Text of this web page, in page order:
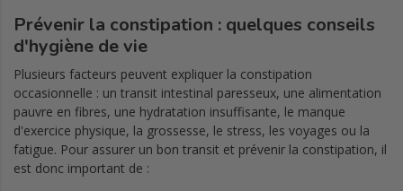
Prévenir la constipation : quelques conseils
d'hygiène de vie
Plusieurs facteurs peuvent expliquer la constipation
occasionnelle : un transit intestinal paresseux, une alimentation
pauvre en fibres, une hydratation insuffisante, le manque
d'exercice physique, la grossesse, le stress, les voyages ou la
fatigue. Pour assurer un bon transit et prévenir la constipation, il
est donc important de :